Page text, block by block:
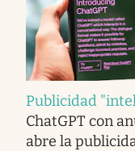
Publicidad
ChatGPT con
abre la